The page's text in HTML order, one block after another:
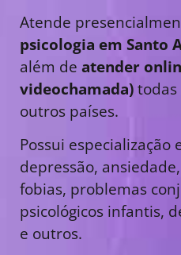
Atende
psicologia em Santo
além de atender
videochamada)todas
outros países.
Possui especialização
depressão,
fobias, problemas
psicológicos infantis,
e outros.